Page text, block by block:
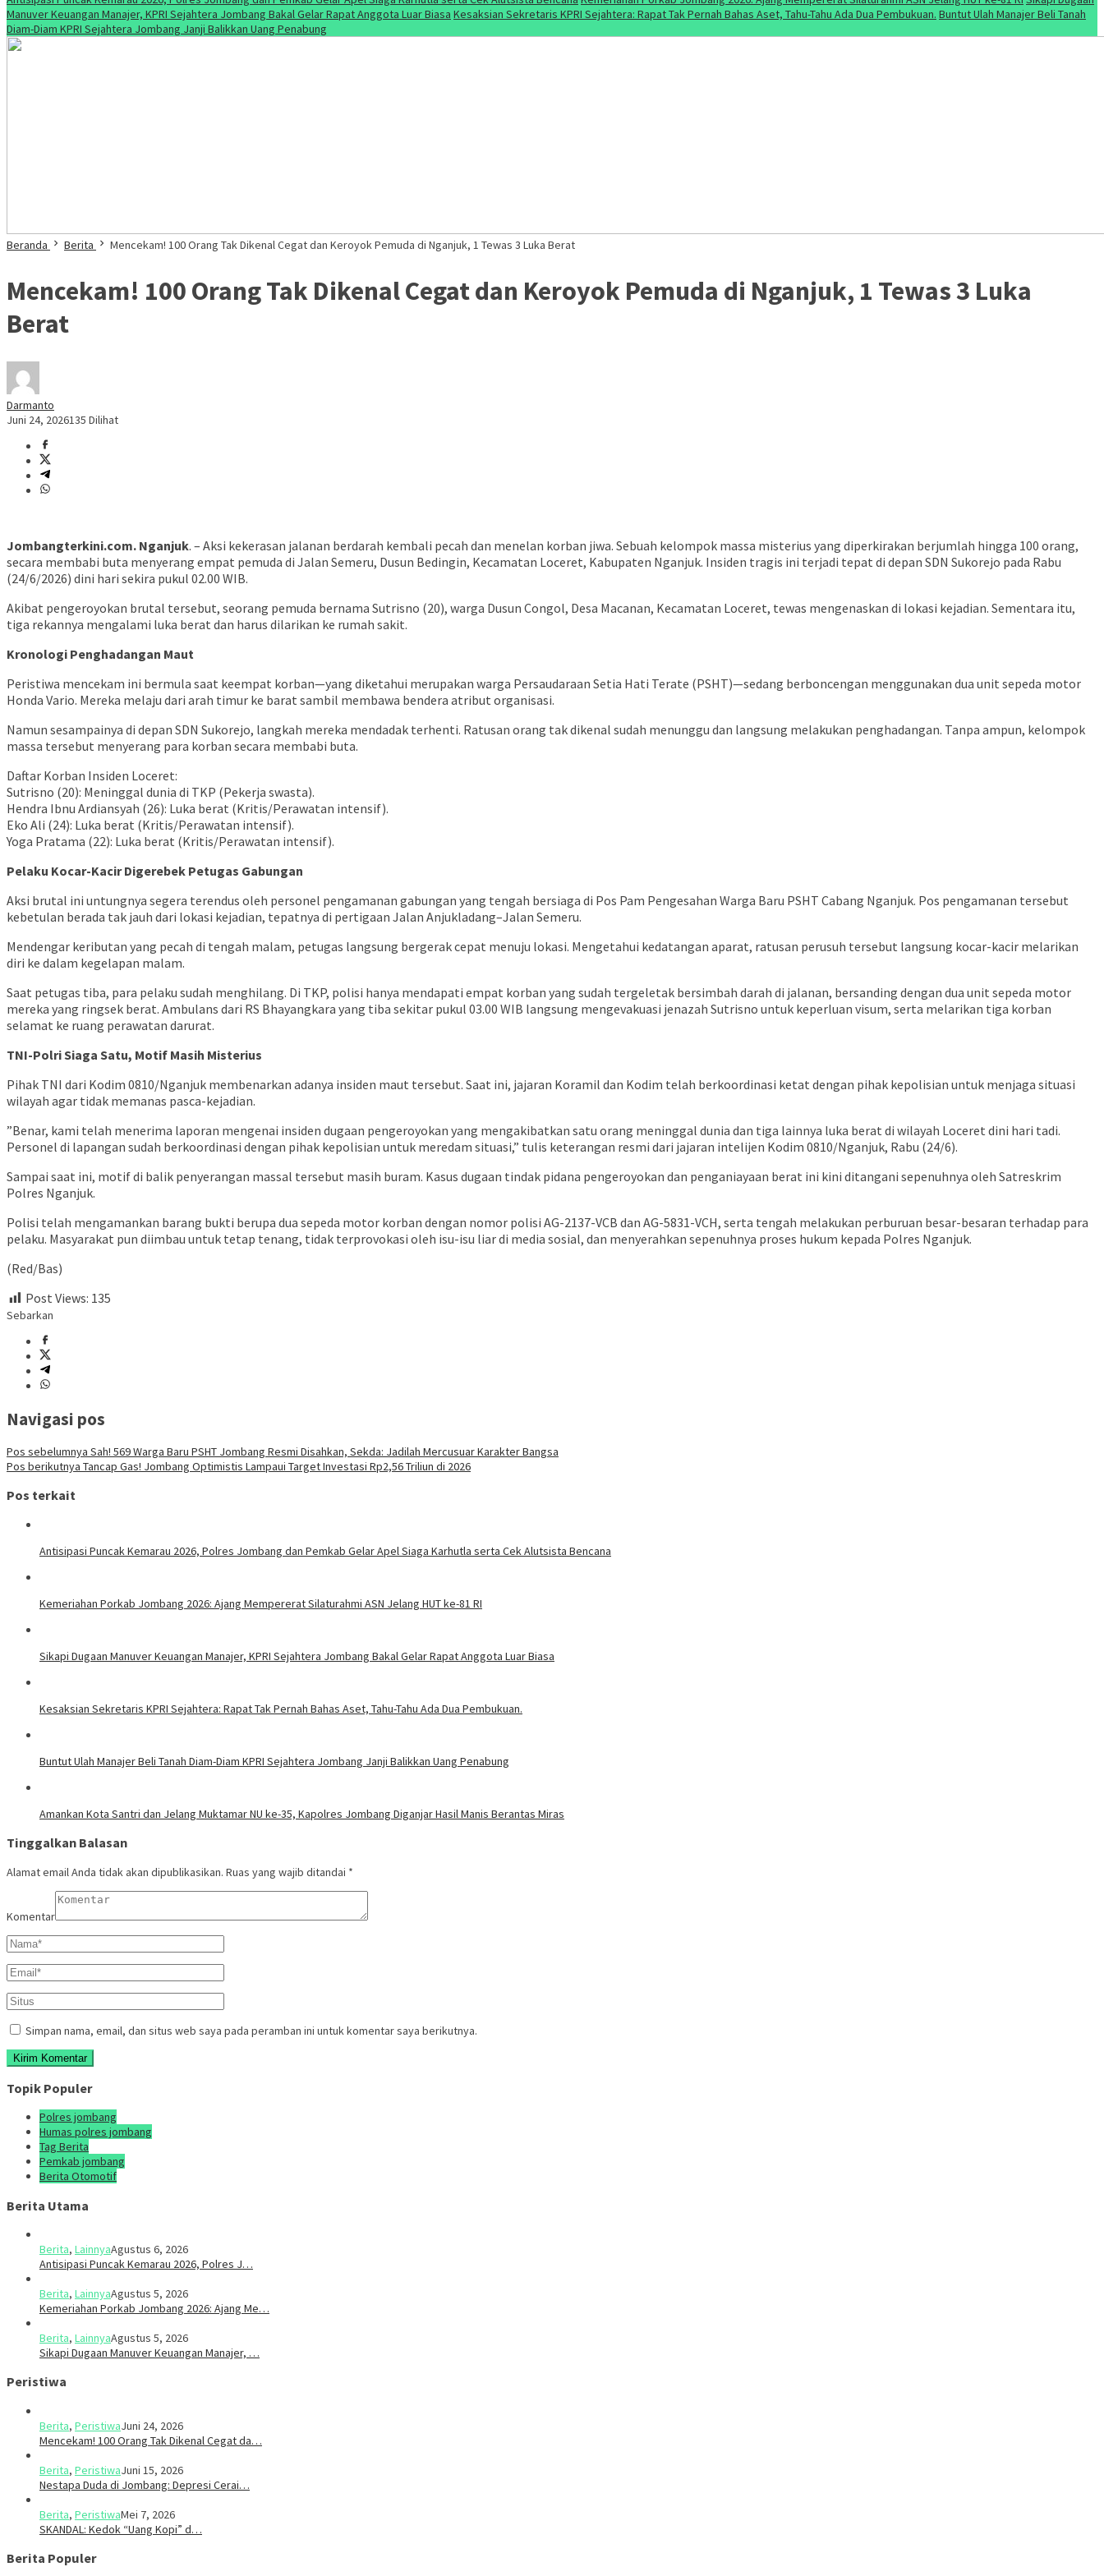
Manuver Keuangan Manajer, KPRI Sejahtera Jombang Bakal Gelar Rapat Anggota Luar Biasa Kesaksian Sekretaris KPRI Sejahtera: Rapat Tak Pernah Bahas Aset, Tahu-Tahu Ada Dua Pembukuan. Buntut Ulah Manajer Beli Tanah
Diam-Diam KPRI Sejahtera Jombang Janji Balikkan Uang Penabung
Beranda Berita Mencekam! 100 Orang Tak Dikenal Cegat dan Keroyok Pemuda di Nganjuk, 1 Tewas 3 Luka Berat
Mencekam! 100 Orang Tak Dikenal Cegat dan Keroyok Pemuda di Nganjuk, 1 Tewas 3 Luka
Berat
Darmanto
Juni 24, 2026135 Dilihat
Jombangterkini.com. Nganjuk. – Aksi kekerasan jalanan berdarah kembali pecah dan menelan korban jiwa. Sebuah kelompok massa misterius yang diperkirakan berjumlah hingga 100 orang,
secara membabi buta menyerang empat pemuda di Jalan Semeru, Dusun Bedingin, Kecamatan Loceret, Kabupaten Nganjuk. Insiden tragis ini terjadi tepat di depan SDN Sukorejo pada Rabu
(24/6/2026) dini hari sekira pukul 02.00 WIB.
​Akibat pengeroyokan brutal tersebut, seorang pemuda bernama Sutrisno (20), warga Dusun Congol, Desa Macanan, Kecamatan Loceret, tewas mengenaskan di lokasi kejadian. Sementara itu,
tiga rekannya mengalami luka berat dan harus dilarikan ke rumah sakit.
Kronologi Penghadangan Maut
​Peristiwa mencekam ini bermula saat keempat korban—yang diketahui merupakan warga Persaudaraan Setia Hati Terate (PSHT)—sedang berboncengan menggunakan dua unit sepeda motor
Honda Vario. Mereka melaju dari arah timur ke barat sambil membawa bendera atribut organisasi.
​Namun sesampainya di depan SDN Sukorejo, langkah mereka mendadak terhenti. Ratusan orang tak dikenal sudah menunggu dan langsung melakukan penghadangan. Tanpa ampun, kelompok
massa tersebut menyerang para korban secara membabi buta.
​Daftar Korban Insiden Loceret:
​Sutrisno (20): Meninggal dunia di TKP (Pekerja swasta).
​Hendra Ibnu Ardiansyah (26): Luka berat (Kritis/Perawatan intensif).
​Eko Ali (24): Luka berat (Kritis/Perawatan intensif).
​Yoga Pratama (22): Luka berat (Kritis/Perawatan intensif).
Pelaku Kocar-Kacir Digerebek Petugas Gabungan
​Aksi brutal ini untungnya segera terendus oleh personel pengamanan gabungan yang tengah bersiaga di Pos Pam Pengesahan Warga Baru PSHT Cabang Nganjuk. Pos pengamanan tersebut
kebetulan berada tak jauh dari lokasi kejadian, tepatnya di pertigaan Jalan Anjukladang–Jalan Semeru.
​Mendengar keributan yang pecah di tengah malam, petugas langsung bergerak cepat menuju lokasi. Mengetahui kedatangan aparat, ratusan perusuh tersebut langsung kocar-kacir melarikan
diri ke dalam kegelapan malam.
​Saat petugas tiba, para pelaku sudah menghilang. Di TKP, polisi hanya mendapati empat korban yang sudah tergeletak bersimbah darah di jalanan, bersanding dengan dua unit sepeda motor
mereka yang ringsek berat. Ambulans dari RS Bhayangkara yang tiba sekitar pukul 03.00 WIB langsung mengevakuasi jenazah Sutrisno untuk keperluan visum, serta melarikan tiga korban
selamat ke ruang perawatan darurat.
TNI-Polri Siaga Satu, Motif Masih Misterius
​Pihak TNI dari Kodim 0810/Nganjuk membenarkan adanya insiden maut tersebut. Saat ini, jajaran Koramil dan Kodim telah berkoordinasi ketat dengan pihak kepolisian untuk menjaga situasi
wilayah agar tidak memanas pasca-kejadian.
​”Benar, kami telah menerima laporan mengenai insiden dugaan pengeroyokan yang mengakibatkan satu orang meninggal dunia dan tiga lainnya luka berat di wilayah Loceret dini hari tadi.
Personel di lapangan sudah berkoordinasi dengan pihak kepolisian untuk meredam situasi,” tulis keterangan resmi dari jajaran intelijen Kodim 0810/Nganjuk, Rabu (24/6).
​Sampai saat ini, motif di balik penyerangan massal tersebut masih buram. Kasus dugaan tindak pidana pengeroyokan dan penganiayaan berat ini kini ditangani sepenuhnya oleh Satreskrim
Polres Nganjuk.
​Polisi telah mengamankan barang bukti berupa dua sepeda motor korban dengan nomor polisi AG-2137-VCB dan AG-5831-VCH, serta tengah melakukan perburuan besar-besaran terhadap para
pelaku. Masyarakat pun diimbau untuk tetap tenang, tidak terprovokasi oleh isu-isu liar di media sosial, dan menyerahkan sepenuhnya proses hukum kepada Polres Nganjuk.
(Red/Bas)
Post Views: 135
Sebarkan
Navigasi pos
Pos sebelumnya Sah! 569 Warga Baru PSHT Jombang Resmi Disahkan, Sekda: Jadilah Mercusuar Karakter Bangsa
Pos berikutnya Tancap Gas! Jombang Optimistis Lampaui Target Investasi Rp2,56 Triliun di 2026
Pos terkait
Antisipasi Puncak Kemarau 2026, Polres Jombang dan Pemkab Gelar Apel Siaga Karhutla serta Cek Alutsista Bencana
Kemeriahan Porkab Jombang 2026: Ajang Mempererat Silaturahmi ASN Jelang HUT ke-81 RI
Sikapi Dugaan Manuver Keuangan Manajer, KPRI Sejahtera Jombang Bakal Gelar Rapat Anggota Luar Biasa
Kesaksian Sekretaris KPRI Sejahtera: Rapat Tak Pernah Bahas Aset, Tahu-Tahu Ada Dua Pembukuan.
Buntut Ulah Manajer Beli Tanah Diam-Diam KPRI Sejahtera Jombang Janji Balikkan Uang Penabung
Amankan Kota Santri dan Jelang Muktamar NU ke-35, Kapolres Jombang Diganjar Hasil Manis Berantas Miras
Tinggalkan Balasan
Alamat email Anda tidak akan dipublikasikan. Ruas yang wajib ditandai *
Komentar
Simpan nama, email, dan situs web saya pada peramban ini untuk komentar saya berikutnya.
Topik Populer
Polres jombang
Humas polres jombang
Tag Berita
Pemkab jombang
Berita Otomotif
Berita Utama
Berita, LainnyaAgustus 6, 2026
Antisipasi Puncak Kemarau 2026, Polres J…
Berita, LainnyaAgustus 5, 2026
Kemeriahan Porkab Jombang 2026: Ajang Me…
Berita, LainnyaAgustus 5, 2026
Sikapi Dugaan Manuver Keuangan Manajer, …
Peristiwa
Berita, PeristiwaJuni 24, 2026
Mencekam! 100 Orang Tak Dikenal Cegat da…
Berita, PeristiwaJuni 15, 2026
​​Nestapa Duda di Jombang: Depresi Cerai…
Berita, PeristiwaMei 7, 2026
SKANDAL: Kedok “Uang Kopi” d…
Berita Populer